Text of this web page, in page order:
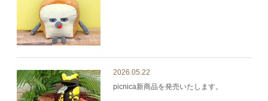
2026.05.22
picnica新商品を発売いたします。